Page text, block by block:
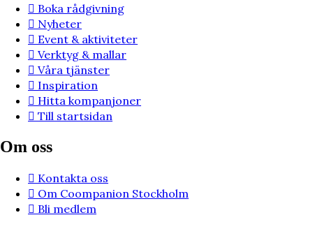
Boka rådgivning
Nyheter
Event & aktiviteter
Verktyg & mallar
Våra tjänster
Inspiration
Hitta kompanjoner
Till startsidan
Om oss
Kontakta oss
Om Coompanion Stockholm
Bli medlem